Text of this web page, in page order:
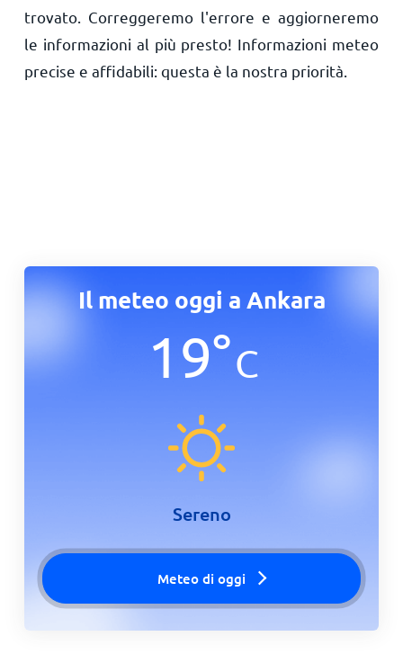
trovato. Correggeremo l'errore e aggiorneremo
le informazioni al più presto! Informazioni meteo
precise e affidabili: questa è la nostra priorità.
Il meteo oggi a Ankara
19°C
Sereno
Meteo di oggi